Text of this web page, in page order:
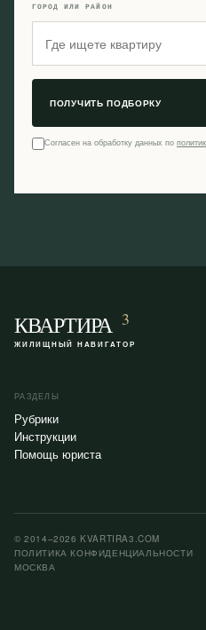
ГОРОД ИЛИ РАЙОН
ПОЛУЧИТЬ ПОДБОРКУ
Согласен на обработку данных по
КВАРТИРА 3
ЖИЛИЩНЫЙ НАВИГАТОР
РАЗДЕЛЫ
Рубрики
Инструкции
Помощь юриста
© 2014–2026 KVARTIRA3.COM
ПОЛИТИКА КОНФИДЕНЦИАЛЬНОСТИ
МОСКВА